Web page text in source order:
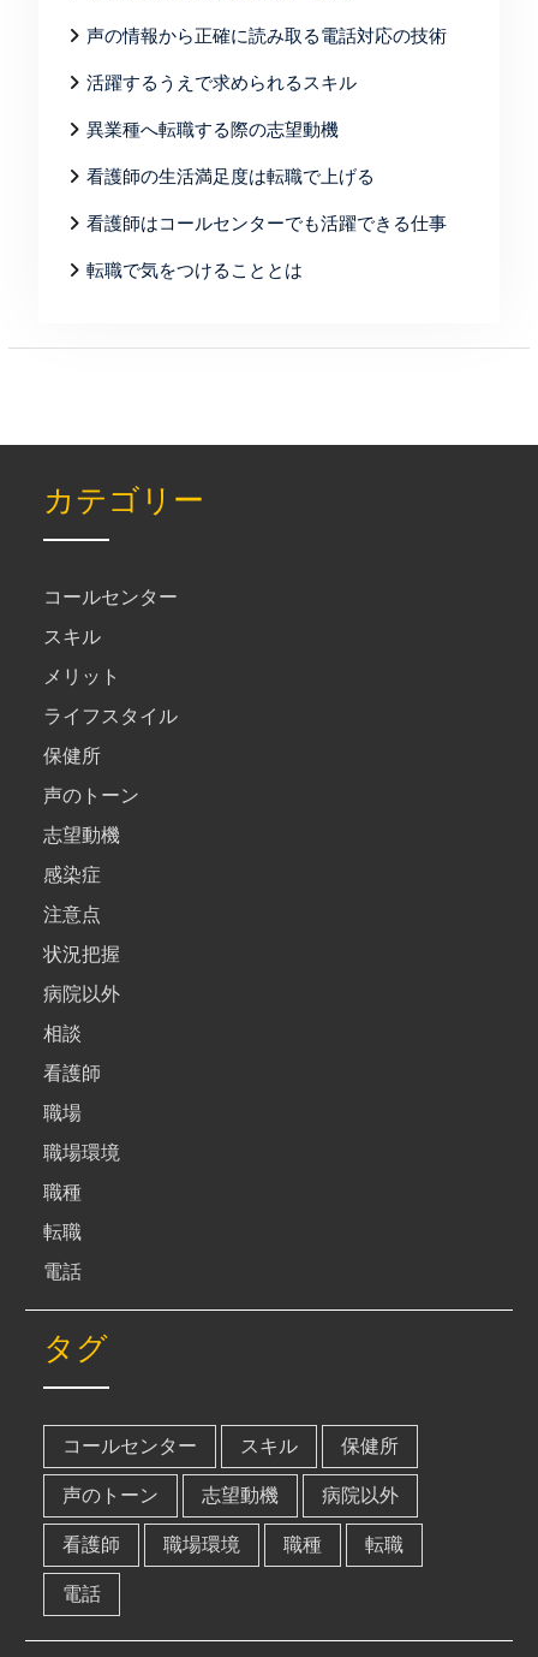
声の情報から正確に読み取る電話対応の技術
活躍するうえで求められるスキル
異業種へ転職する際の志望動機
看護師の生活満足度は転職で上げる
看護師はコールセンターでも活躍できる仕事
転職で気をつけることとは
カテゴリー
コールセンター
スキル
メリット
ライフスタイル
保健所
声のトーン
志望動機
感染症
注意点
状況把握
病院以外
相談
看護師
職場
職場環境
職種
転職
電話
タグ
コールセンター スキル 保健所
声のトーン 志望動機 病院以外
看護師 職場環境 職種 転職
電話